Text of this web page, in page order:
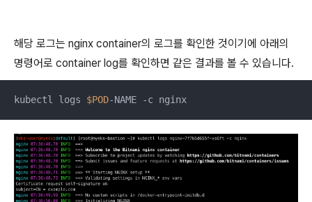
해당 로그는 nginx container의 로그를 확인한 것이기에 아래의
명령어로 container log를 확인하면 같은 결과를 볼 수 있습니다.
kubectl logs $POD-NAME -c nginx